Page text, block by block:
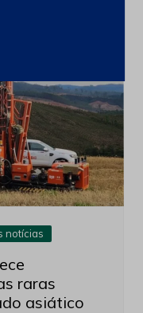
notícias
raras
asiático